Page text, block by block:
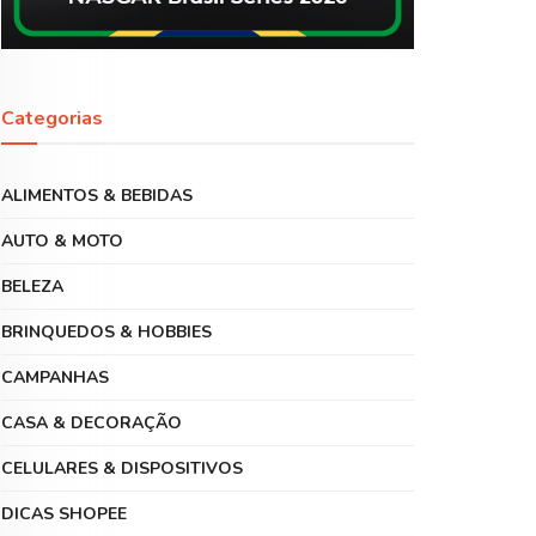
Categorias
ALIMENTOS & BEBIDAS
AUTO & MOTO
BELEZA
BRINQUEDOS & HOBBIES
CAMPANHAS
CASA & DECORAÇÃO
CELULARES & DISPOSITIVOS
DICAS SHOPEE